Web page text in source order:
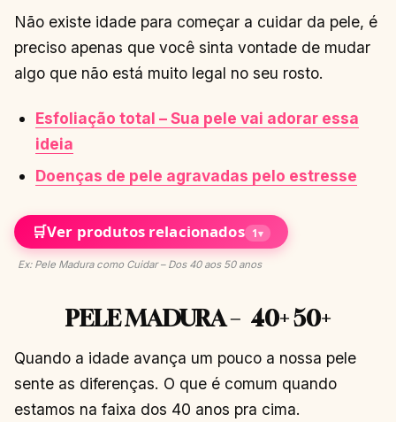
Não existe idade para começar a cuidar da pele, é
preciso apenas que você sinta vontade de mudar
algo que não está muito legal no seu rosto.
Esfoliação total – Sua pele vai adorar essa
ideia
Doenças de pele agravadas pelo estresse
🛒Ver produtos relacionados 1▾
Ex: Pele Madura como Cuidar – Dos 40 aos 50 anos
PELE MADURA – 40+ 50+
Quando a idade avança um pouco a nossa pele
sente as diferenças. O que é comum quando
estamos na faixa dos 40 anos pra cima.